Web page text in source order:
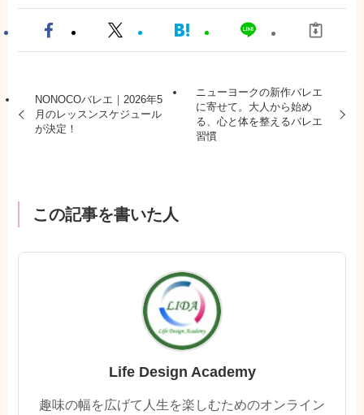
NONOCOバレエ｜2026年5
月のレッスンスケジュール
が決定！
ニューヨークの新作バレエ
に寄せて。大人から始め
る、心と体を整えるバレエ
習慣
この記事を書いた人
Life Design Academy
趣味の幅を広げて人生を楽しむためのオンライン